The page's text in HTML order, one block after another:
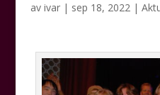
av ivar| sep 18, 2022|